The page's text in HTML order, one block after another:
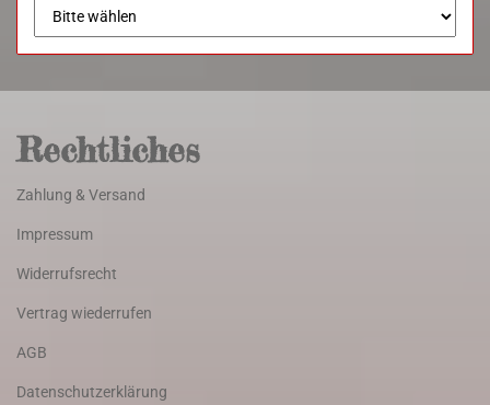
Rechtliches
Zahlung & Versand
Impressum
Widerrufsrecht
Vertrag wiederrufen
AGB
Datenschutzerklärung